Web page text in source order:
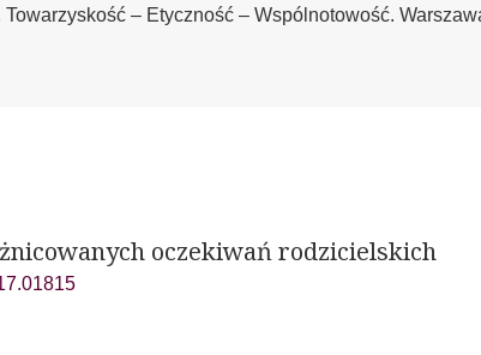
– Etyczność – Wspólnotowość.
oczekiwań rodzicielskich